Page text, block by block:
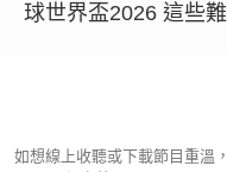
球世界盃2026 這些
如想線上收聽或下載節目重溫